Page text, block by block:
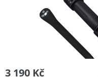
3 190 Kč